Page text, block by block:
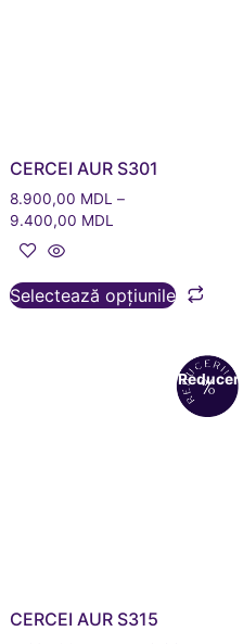
CERCEI AUR S301
8.900,00 MDL –
9.400,00 MDL
Selectează opțiunile
CERCEI AUR S315